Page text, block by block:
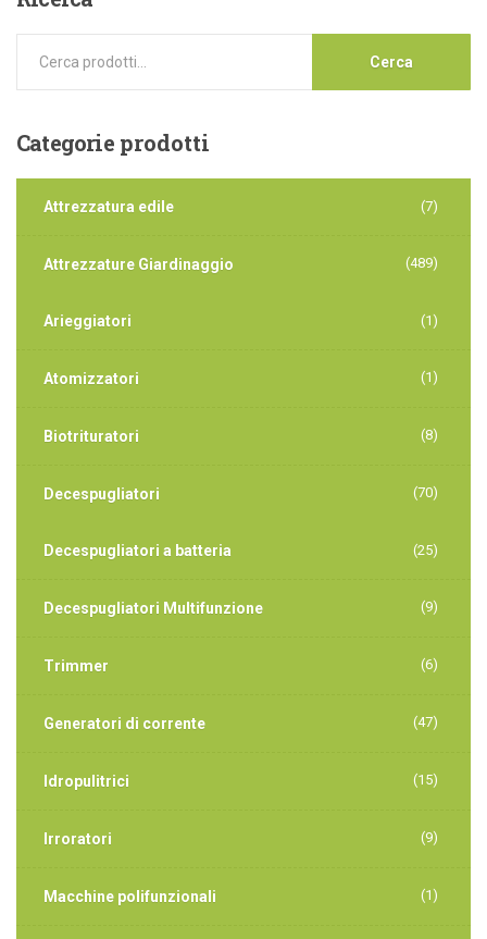
Cerca
Categorieprodotti
Attrezzatura edile (7)
Attrezzature Giardinaggio (489)
Arieggiatori (1)
Atomizzatori (1)
Biotrituratori (8)
Decespugliatori (70)
Decespugliatori a batteria (25)
Decespugliatori Multifunzione (9)
Trimmer (6)
Generatori di corrente (47)
Idropulitrici (15)
Irroratori (9)
Macchine polifunzionali (1)